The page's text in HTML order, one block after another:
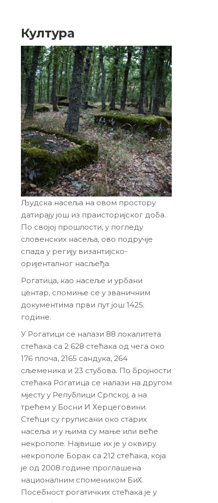
Култура
Људска насеља на овом простору
датирају још из праисторијског доба.
По својој прошлости, у погледу
словенских насеља, ово подручје
спада у регију византијско-
оријенталног насљеђа.
Рогатица, као насеље и урбани
центар, спомиње се у званичним
документима први пут још 1425.
године.
У Рогатици се налази 88 локалитета
стећака са 2 628 стећака од чега око
176 плоча, 2165 сандука, 264
сљеменика и 23 стубова. По бројности
стећака Рогатица се налази на другом
мјесту у Републици Српској, а на
трећем у Босни И Херцеговини.
Стећци су груписани око старих
насеља и у њима су мање или веће
некрополе. Највише их је у оквиру
некрополе Борак са 212 стећака, која
је од 2008.године проглашена
националним спомеником БиХ.
Посебност рогатичких стећака је у